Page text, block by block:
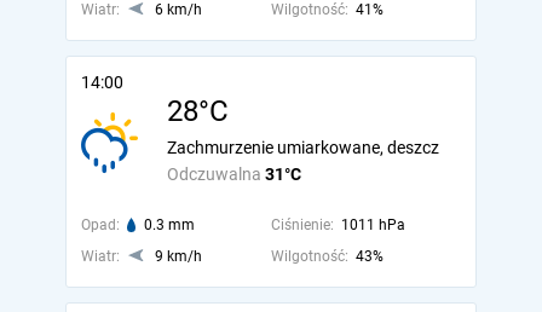
Wiatr:
6 km/h Wilgotność: 41%
14:00
28°C
Odczuwalna 31°C
Zachmurzenie umiarkowane, deszcz
Opad: 0.3 mm Ciśnienie: 1011 hPa
Wiatr:
9 km/h Wilgotność: 43%